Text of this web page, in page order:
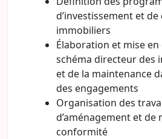
d’investissement et
immobiliers
Élaboration et mise
schéma directeur des
et de la maintenance
des engagements
Organisation des
d’aménagement et de
conformité